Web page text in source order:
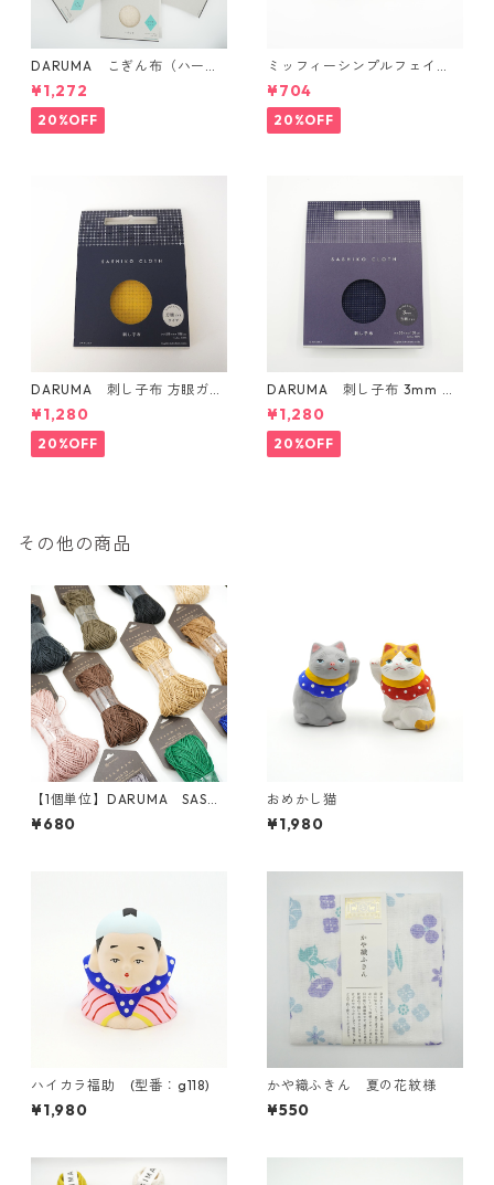
DARUMA こぎん布（ハード
タイプ）
¥1,272
20%OFF
ミッフィーシンプルフェイ
ス マグ
¥704
20%OFF
DARUMA 刺し子布 方眼ガイ
ドタイプ Col.4 カラシ
¥1,280
20%OFF
DARUMA 刺し子布 3mm 方
眼ガイドタイプ Col.3 紺
¥1,280
20%OFF
その他の商品
【1個単位】DARUMA SASA
WASHI
¥680
おめかし猫
¥1,980
ハイカラ福助 (型番：g118)
¥1,980
かや織ふきん 夏の花紋様
¥550